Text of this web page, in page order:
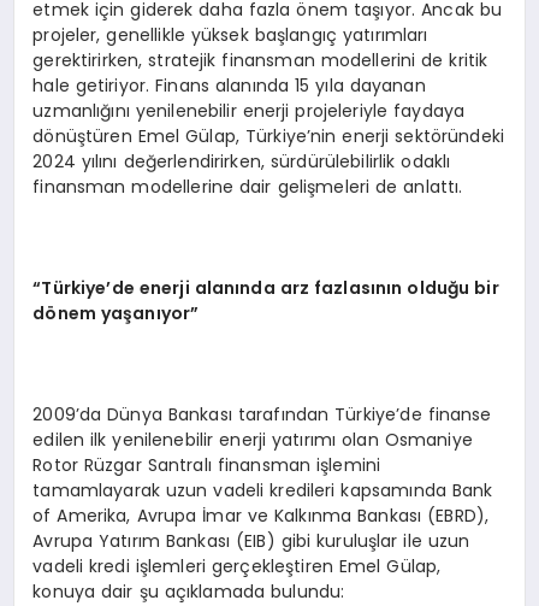
etmek için giderek daha fazla önem taşıyor. Ancak bu
projeler, genellikle yüksek başlangıç yatırımları
gerektirirken, stratejik finansman modellerini de kritik
hale getiriyor. Finans alanında 15 yıla dayanan
uzmanlığını yenilenebilir enerji projeleriyle faydaya
dönüştüren Emel Gülap, Türkiye’nin enerji sektöründeki
2024 yılını değerlendirirken, sürdürülebilirlik odaklı
finansman modellerine dair gelişmeleri de anlattı.
“Türkiye’de enerji alanında arz fazlasının olduğu bir
dönem yaşanıyor”
2009’da Dünya Bankası tarafından Türkiye’de finanse
edilen ilk yenilenebilir enerji yatırımı olan Osmaniye
Rotor Rüzgar Santralı finansman işlemini
tamamlayarak uzun vadeli kredileri kapsamında Bank
of Amerika, Avrupa İmar ve Kalkınma Bankası (EBRD),
Avrupa Yatırım Bankası (EIB) gibi kuruluşlar ile uzun
vadeli kredi işlemleri gerçekleştiren Emel Gülap,
konuya dair şu açıklamada bulundu: